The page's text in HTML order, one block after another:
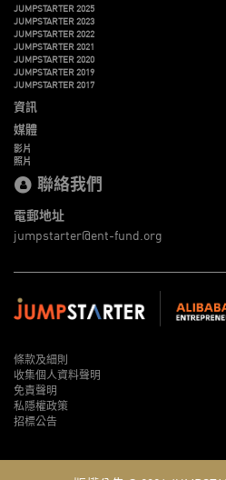
JUMPSTARTER 2025
JUMPSTARTER 2023
JUMPSTARTER 2022
JUMPSTARTER 2021
JUMPSTARTER 2020
JUMPSTARTER 2019
JUMPSTARTER 2017
資訊
媒體
影片
照片
聯絡我們
電郵地址
jumpstarter@ent-fund.org
條款及細則
收集個人資料聲明
免責聲明
私隱權政策
招標公告